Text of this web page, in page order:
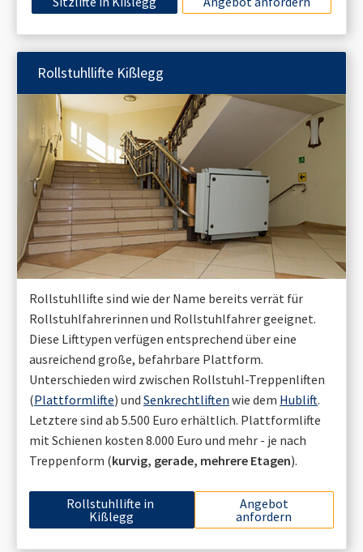
Rollstuhllifte Kißlegg
Rollstuhllifte sind wie der Name bereits verrät für
Rollstuhlfahrerinnen und Rollstuhlfahrer geeignet.
Diese Lifttypen verfügen entsprechend über eine
ausreichend große, befahrbare Plattform.
Unterschieden wird zwischen Rollstuhl-Treppenliften
(Plattformlifte) und Senkrechtliften wie dem Hublift.
Letztere sind ab 5.500 Euro erhältlich. Plattformlifte
mit Schienen kosten 8.000 Euro und mehr - je nach
Treppenform (kurvig, gerade, mehrere Etagen).
Rollstuhllifte in
Kißlegg
Angebot
anfordern